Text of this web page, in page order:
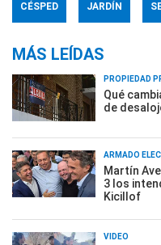
CÉSPED JARDÍN
MÁS LEÍDAS
PROPIEDAD
Qué
de
ARMADO
Martín
3 los
Kicillof
VIDEO